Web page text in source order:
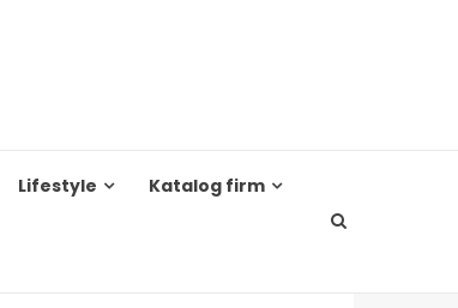
Lifestyle Katalog firm